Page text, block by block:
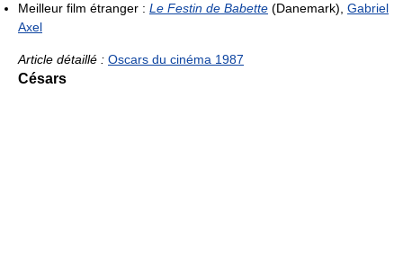
Meilleur film étranger : Le Festin de Babette (Danemark), Gabriel
Axel
Article détaillé : Oscars du cinéma 1987
Césars